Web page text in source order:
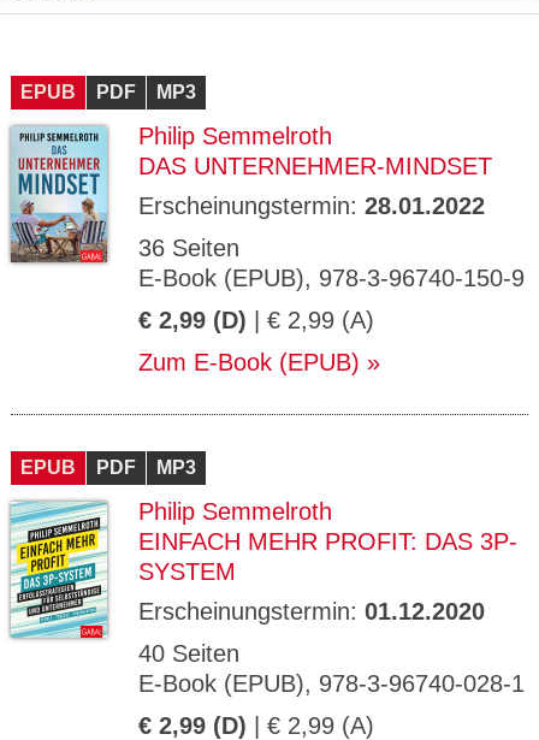
EPUB PDF MP3
Philip Semmelroth
DAS UNTERNEHMER-MINDSET
Erscheinungstermin: 28.01.2022
36 Seiten
E-Book (EPUB), 978-3-96740-150-9
€ 2,99 (D) | € 2,99 (A)
Zum E-Book (EPUB)
EPUB PDF MP3
Philip Semmelroth
EINFACH MEHR PROFIT: DAS 3P-
SYSTEM
Erscheinungstermin: 01.12.2020
40 Seiten
E-Book (EPUB), 978-3-96740-028-1
€ 2,99 (D) | € 2,99 (A)
Name Zweck
ESSION
_ID
verlag.
de
Session verwendet
GV_CO
OKIES
gabal-
Speichert den Zustimmungsstatus des
Benutzers für Cookies auf der aktuellen
Domäne.
ge
T